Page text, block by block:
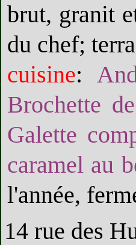
brut, granit
du chef;
cuisine:
Brochette
Galette
caramel au
l'année,
14 rue des